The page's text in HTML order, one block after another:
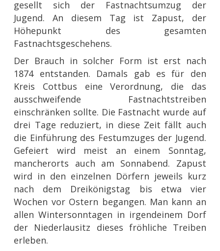
gesellt sich der Fastnachtsumzug der
Jugend. An diesem Tag ist Zapust, der
Höhepunkt des gesamten
Fastnachtsgeschehens.
Der Brauch in solcher Form ist erst nach
1874 entstanden. Damals gab es für den
Kreis Cottbus eine Verordnung, die das
ausschweifende Fastnachtstreiben
einschränken sollte. Die Fastnacht wurde auf
drei Tage reduziert, in diese Zeit fällt auch
die Einführung des Festumzuges der Jugend.
Gefeiert wird meist an einem Sonntag,
mancherorts auch am Sonnabend. Zapust
wird in den einzelnen Dörfern jeweils kurz
nach dem Dreikönigstag bis etwa vier
Wochen vor Ostern begangen. Man kann an
allen Wintersonntagen in irgendeinem Dorf
der Niederlausitz dieses fröhliche Treiben
erleben.